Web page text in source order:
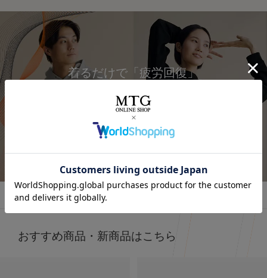
着るだけで「疲労回復」
詳しくはこちら
.
オールブラックにブルーニットで差し色に🩵
インナーの黒Tシャツは、 @sixpad_official のリカバリー
冬にも大活躍したロングスリーブ
着心地もよくて、👨とシェアして使ってる
SSは新色もでるみたい！
4/15までに予約すると、オリジナルアイテムもGETできる
#PR #SIXPAD #シックスパッド #リカバリーウェア #着る
だけで疲労回復
⭐⭐⭐
最近よく目にする〝リカバリーウェア〟って
今私が着ているポロシャツがそうなの❣️
【シックスパッド リカバリーウェア ポロシャツ】
何がすごいって、着るだけで血行を促進して、
質の高い疲労回復を実現する一般医療機器のウェアなんだ
おすすめ商品・新商品はこちら